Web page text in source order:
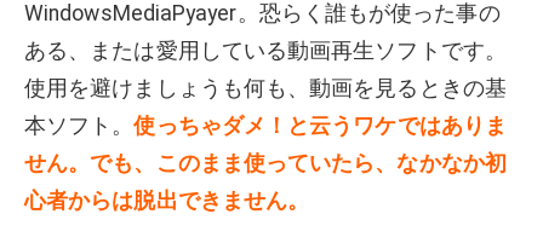
WindowsMediaPyayer。恐らく誰もが使った事の
ある、または愛用している動画再生ソフトです。
使用を避けましょうも何も、動画を見るときの基
本ソフト。使っちゃダメ！と云うワケではありま
せん。でも、このまま使っていたら、なかなか初
心者からは脱出できません。